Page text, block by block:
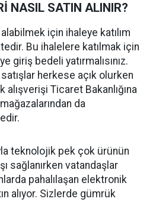
NASIL SATIN ALINIR?
için ihaleye katılım
Bu ihalelere katılmak için
giriş bedeli yatırmalısınız.
herkese açık olurken
alışverişi Ticaret Bakanlığına
da
teknolojik pek çok ürünün
sağlanırken vatandaşlar
pahalılaşan elektronik
alıyor. Sizlerde gümrük